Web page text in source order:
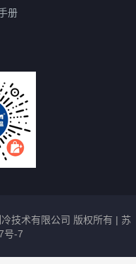
询热线--
册
技术有限公司 版权所有 | 苏
号-7